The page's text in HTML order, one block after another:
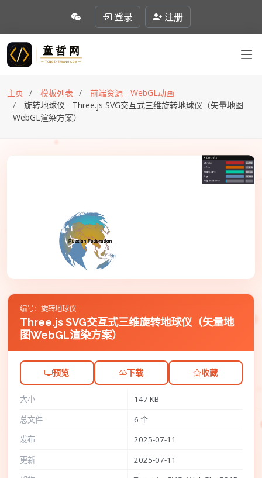
登录 注册
主页 模板列表
前端资源 - WebGL动画
旋转地球仪 - Three.js SVG交互式三维旋转地球仪（矢量地图
WebGL渲染方案）
编号：旋转地球仪
Three.js SVG交互式三维旋转地球仪（矢量地
图WebGL渲染方案）
预览 下载 收藏
大小
147 KB
总文件
6 个
发布
2025-07-11
更新
2025-07-11